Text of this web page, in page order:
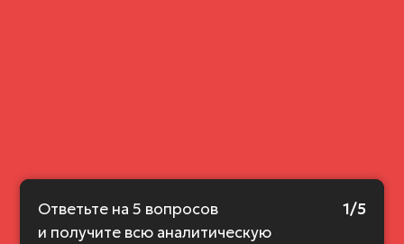
Ответьте на 5 вопросов
и получите всю аналитическую
1/5